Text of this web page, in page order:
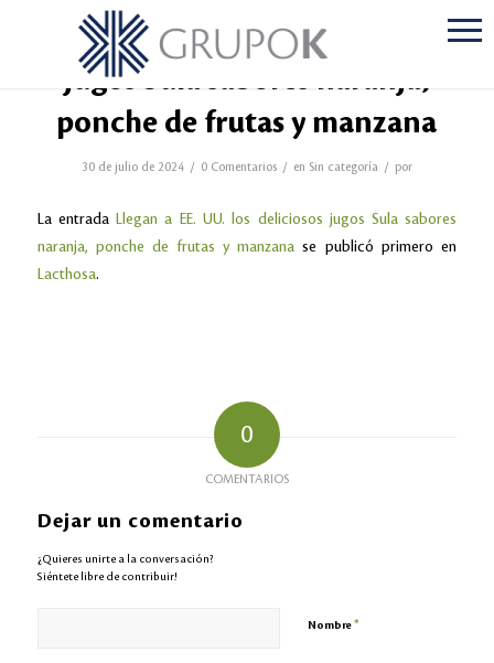
Llegan a EE. UU. los deliciosos
jugos Sula sabores naranja,
ponche de frutas y manzana
30 de julio de 2024 / 0 Comentarios / en Sin categoría / por
La entradaLlegan a EE. UU. los deliciosos jugos Sula sabores
naranja, ponche de frutas y manzana se publicó primero en
Lacthosa.
0
COMENTARIOS
Dejar un comentario
¿Quieres unirte a la conversación?
Siéntete libre de contribuir!
Nombre*